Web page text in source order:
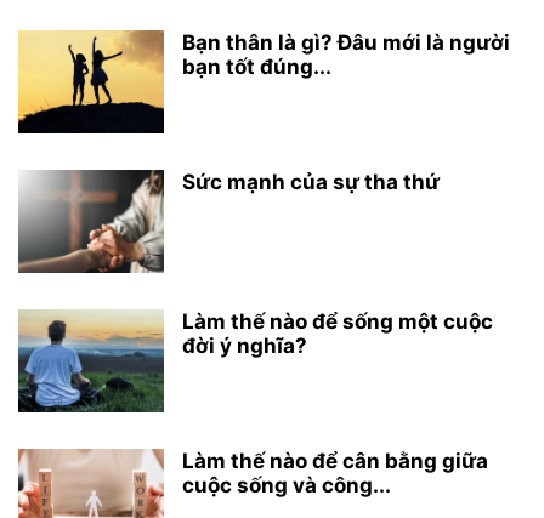
Bạn thân là gì? Đâu mới là người
bạn tốt đúng...
Sức mạnh của sự tha thứ
Làm thế nào để sống một cuộc
đời ý nghĩa?
Làm thế nào để cân bằng giữa
cuộc sống và công...